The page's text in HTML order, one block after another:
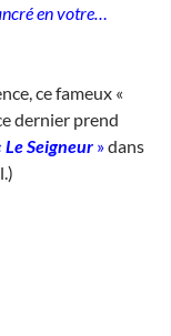
en votre…
ce fameux «
dernier prend
Le Seigneur »dans